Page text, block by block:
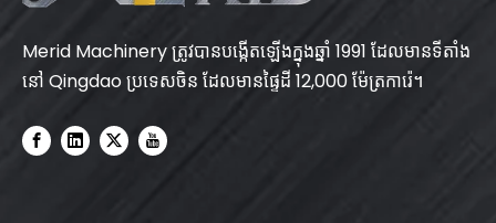
Merid Machinery ត្រូវបានបង្កើតឡើងក្នុងឆ្នាំ 1991 ដែលមានទីតាំង
នៅ Qingdao ប្រទេសចិន ដែលមានផ្ទៃដី 12,000 ម៉ែត្រការ៉េ។